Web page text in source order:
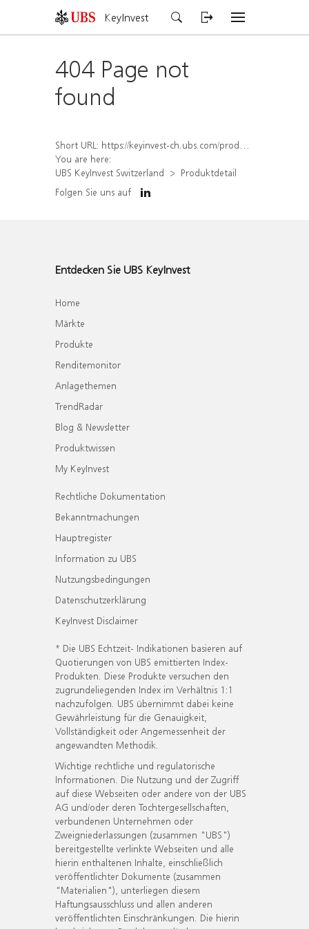
KeyInvest
404 Page not
found
Short URL: https://keyinvest-ch.ubs.com/produkt/detail/index/isin/CH1569452142
You are here:
UBS KeyInvest Switzerland
Produktdetail
Folgen Sie uns auf
Entdecken Sie UBS KeyInvest
Home
Märkte
Produkte
Renditemonitor
Anlagethemen
TrendRadar
Blog & Newsletter
Produktwissen
My KeyInvest
Rechtliche Dokumentation
Bekanntmachungen
Hauptregister
Information zu UBS
Nutzungsbedingungen
Datenschutzerklärung
KeyInvest Disclaimer
* Die UBS Echtzeit- Indikationen basieren auf
Quotierungen von UBS emittierten Index-
Produkten. Diese Produkte versuchen den
zugrundeliegenden Index im Verhältnis 1:1
nachzufolgen. UBS übernimmt dabei keine
Gewährleistung für die Genauigkeit,
Vollständigkeit oder Angemessenheit der
angewandten Methodik.
Wichtige rechtliche und regulatorische
Informationen. Die Nutzung und der Zugriff
auf diese Webseiten oder andere von der UBS
AG und/oder deren Tochtergesellschaften,
verbundenen Unternehmen oder
Zweigniederlassungen (zusammen "UBS")
bereitgestellte verlinkte Webseiten und alle
hierin enthaltenen Inhalte, einschließlich
veröffentlichter Dokumente (zusammen
"Materialien"), unterliegen diesem
Haftungsausschluss und allen anderen
veröffentlichten Einschränkungen. Die hierin